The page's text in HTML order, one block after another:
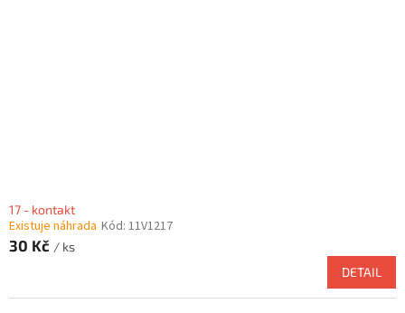
17 - kontakt
Existuje náhrada Kód: 11V1217
30 Kč / ks
DETAIL